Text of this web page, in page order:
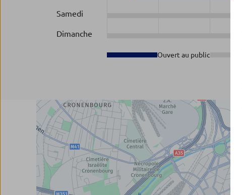
Samedi
Dimanche
Ouvert au public